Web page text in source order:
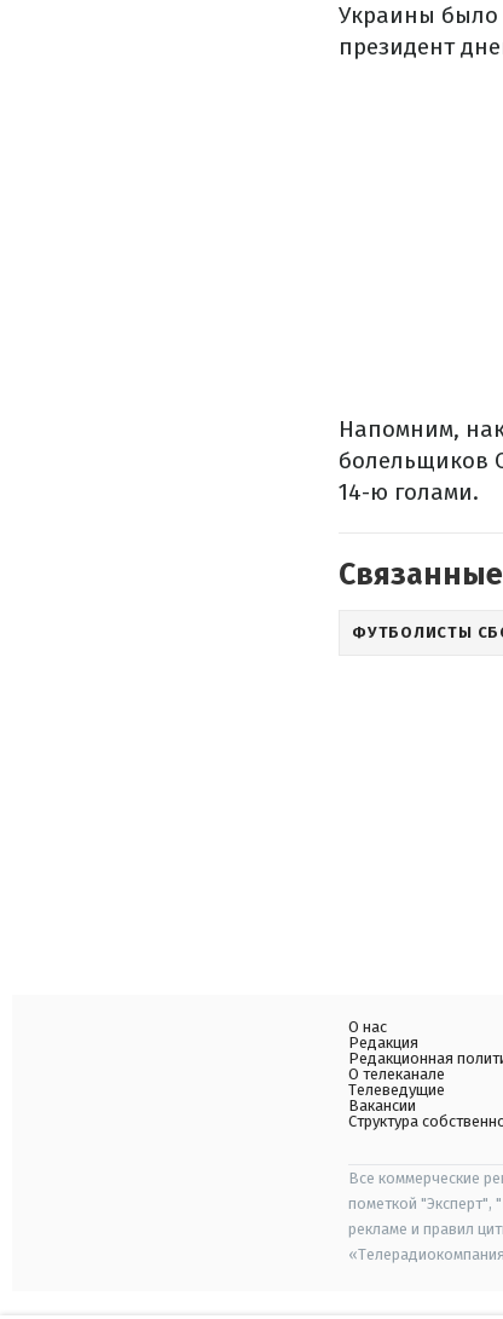
Украины было
президент
Напомним,
болельщиков
14-ю голами.
ФУТБОЛИСТЫ
О нас
Редакция
Редакционная
О телеканале
Телеведущие
Вакансии
Структура
Все коммерческие
пометкой "Эксперт",
рекламе и правил